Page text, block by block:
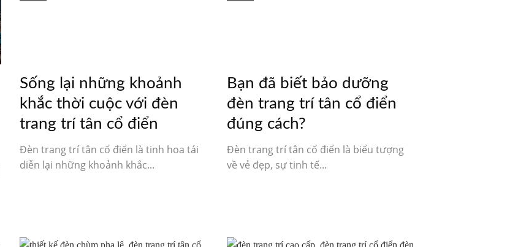
Sống lại những khoảnh
khắc thời cuộc với đèn
trang trí tân cổ điển
Đèn trang trí tân cổ điển là tinh hoa tái
diễn lại những khoảnh khắc...
Bạn đã biết bảo dưỡng
đèn trang trí tân cổ điển
đúng cách?
Đèn trang trí tân cổ điển là biểu tượng
về vẻ đẹp, sự tinh tế...